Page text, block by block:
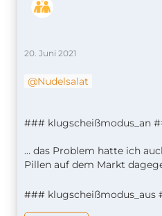
20. Juni 2021
Nudelsalat
### klugscheißmodus_an
… das Problem hatte ich
Pillen auf dem Markt
### klugscheißmodus_aus